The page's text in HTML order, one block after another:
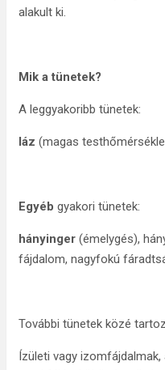
alakult ki.
Mik a tünetek?
A leggyakoribb tünetek:
láz (magas
Egyéb gyakori tünetek:
hányinger (émelygés),
fájdalom, nagyfokú
További tünetek közé
Ízületi vagy